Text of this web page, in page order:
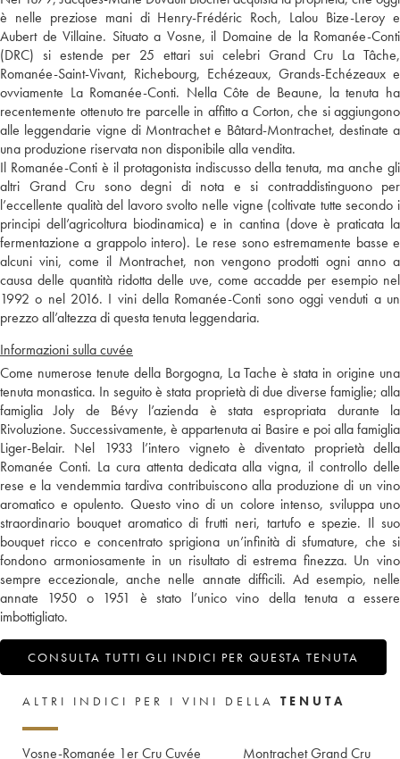
è nelle preziose mani di Henry-Frédéric Roch, Lalou Bize-Leroy e
Aubert de Villaine. Situato a Vosne, il Domaine de la Romanée-Conti
(DRC) si estende per 25 ettari sui celebri Grand Cru La Tâche,
Romanée-Saint-Vivant, Richebourg, Echézeaux, Grands-Echézeaux e
ovviamente La Romanée-Conti. Nella Côte de Beaune, la tenuta ha
recentemente ottenuto tre parcelle in affitto a Corton, che si aggiungono
alle leggendarie vigne di Montrachet e Bâtard-Montrachet, destinate a
una produzione riservata non disponibile alla vendita.
Il Romanée-Conti è il protagonista indiscusso della tenuta, ma anche gli
altri Grand Cru sono degni di nota e si contraddistinguono per
l’eccellente qualità del lavoro svolto nelle vigne (coltivate tutte secondo i
principi dell’agricoltura biodinamica) e in cantina (dove è praticata la
fermentazione a grappolo intero). Le rese sono estremamente basse e
alcuni vini, come il Montrachet, non vengono prodotti ogni anno a
causa delle quantità ridotta delle uve, come accadde per esempio nel
1992 o nel 2016. I vini della Romanée-Conti sono oggi venduti a un
prezzo all’altezza di questa tenuta leggendaria.
Informazioni sulla cuvée
Come numerose tenute della Borgogna, La Tache è stata in origine una
tenuta monastica. In seguito è stata proprietà di due diverse famiglie; alla
famiglia Joly de Bévy l’azienda è stata espropriata durante la
Rivoluzione. Successivamente, è appartenuta ai Basire e poi alla famiglia
Liger-Belair. Nel 1933 l’intero vigneto è diventato proprietà della
Romanée Conti. La cura attenta dedicata alla vigna, il controllo delle
rese e la vendemmia tardiva contribuiscono alla produzione di un vino
aromatico e opulento. Questo vino di un colore intenso, sviluppa uno
straordinario bouquet aromatico di frutti neri, tartufo e spezie. Il suo
bouquet ricco e concentrato sprigiona un’infinità di sfumature, che si
fondono armoniosamente in un risultato di estrema finezza. Un vino
sempre eccezionale, anche nelle annate difficili. Ad esempio, nelle
annate 1950 o 1951 è stato l’unico vino della tenuta a essere
imbottigliato.
CONSULTA TUTTI GLI INDICI PER QUESTA TENUTA
ALTRI INDICI PER I VINI DELLA TENUTA
Vosne-Romanée 1er Cru Cuvée
Montrachet Grand Cru